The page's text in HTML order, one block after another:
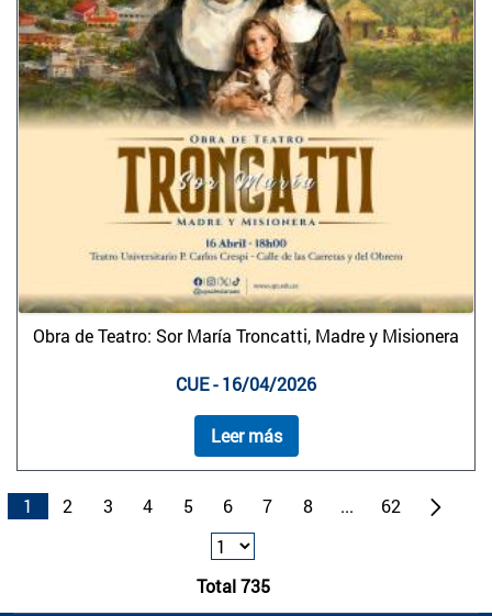
Obra de Teatro: Sor María Troncatti, Madre y Misionera
CUE - 16/04/2026
Leer más
1 2 3 4 5 6 7 8 ... 62
Total 735